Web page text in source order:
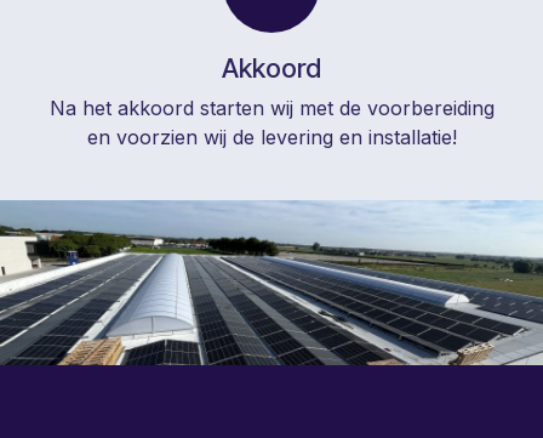
Akkoord
Na het akkoord starten wij met de voorbereiding
en voorzien wij de levering en installatie!